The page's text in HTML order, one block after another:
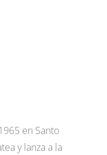
en Santo
y lanza a la